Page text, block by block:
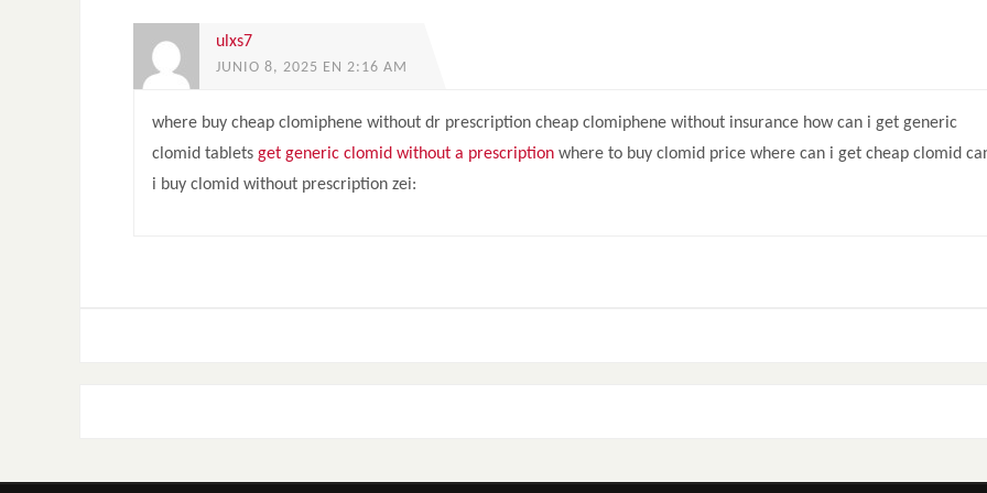
ulxs7
JUNIO 8, 2025 EN 2:16 AM
where buy cheap clomiphene without dr prescription cheap clomiphene without insurance how can i get generic
clomid tablets get generic clomid without a prescription where to buy clomid price where can i get cheap clomid
i buy clomid without prescription zei: